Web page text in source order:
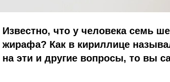
Известно, что у человека семь
жирафа? Как в кириллице
на эти и другие вопросы, то вы